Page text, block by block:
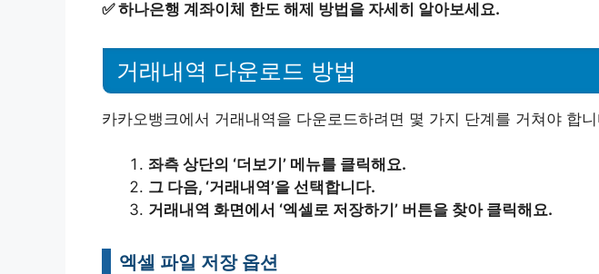
✅하나은행 계좌이체 한도 해제 방법을 자세히 알아보세요.
거래내역 다운로드 방법
카카오뱅크에서 거래내역을 다운로드하려면 몇 가지 단계를 거쳐야 합
좌측 상단의 ‘더보기’ 메뉴를 클릭해요.
그 다음, ‘거래내역’을 선택합니다.
거래내역 화면에서 ‘엑셀로 저장하기’ 버튼을 찾아 클릭해요.
엑셀 파일 저장 옵션